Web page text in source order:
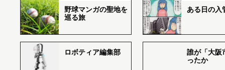
野球マンガの聖地を
巡る旅
ある日の入
ロボティア編集部
誰が「大阪
ったか